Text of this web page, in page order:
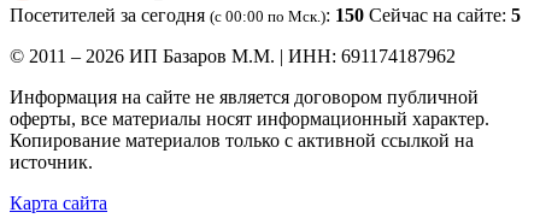
Посетителей за сегодня (c 00:00 по Мск.): 150 Сейчас на сайте: 5
© 2011 – 2026 ИП Базаров М.М. | ИНН: 691174187962
Информация на сайте не является договором публичной
оферты, все материалы носят информационный характер.
Копирование материалов только с активной ссылкой на
источник.
Карта сайта